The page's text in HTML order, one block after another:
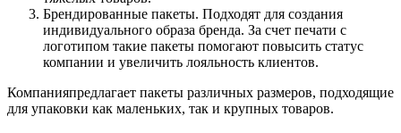
Брендированные пакеты. Подходят для создания
индивидуального образа бренда. За счет печати с
логотипом такие пакеты помогают повысить статус
компании и увеличить лояльность клиентов.
Компанияпредлагает пакеты различных размеров, подходящие
для упаковки как маленьких, так и крупных товаров.